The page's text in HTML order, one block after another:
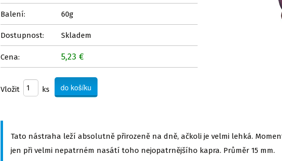
Balení: 60g
Dostupnost: Skladem
Cena: 5,23 €
Vložit ks
Tato nástraha leží absolutně přirozeně na dně, ačkoli je velmi lehká.
jen při velmi nepatrném nasátí toho nejopatrnějšího kapra. Průměr 15 mm.